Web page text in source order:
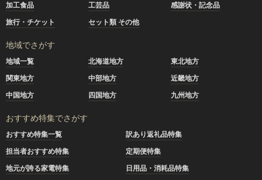
加工食品
工芸品
感謝状・記念品
旅行・チケット
セット類 その他
地域でさがす
地域一覧 北海道地方
東北地方
関東地方
中部地方
近畿地方
中国地方
四国地方 九州地方
おすすめ特集でさがす
おすすめ特集一覧
訳あり返礼品特集
担当者おすすめ特集
定期便特集
地元が誇る家電特集
日用品・消耗品特集